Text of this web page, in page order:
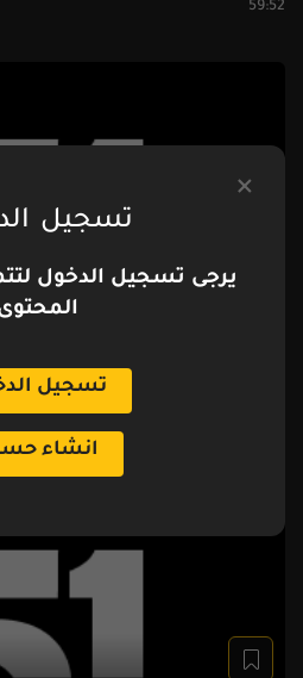
59:52
تسجيل
يرجى تسجيل الدخول
تسجيل
انشاء